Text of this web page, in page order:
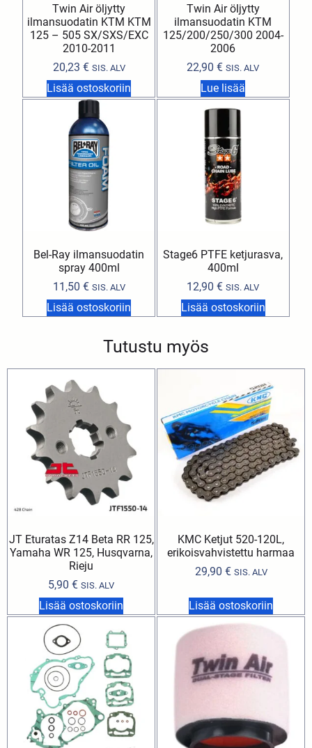
Twin Air öljytty
ilmansuodatin KTM KTM
125 – 505 SX/SXS/EXC
2010-2011
20,23 € SIS. ALV
Lisää ostoskoriin
Twin Air öljytty
ilmansuodatin KTM
125/200/250/300 2004-
2006
22,90€ SIS. ALV
Lue lisää
Bel-Ray ilmansuodatin
spray 400ml
11,50 € SIS. ALV
Lisää ostoskoriin
Stage6 PTFE ketjurasva,
400ml
12,90€ SIS. ALV
Lisää ostoskoriin
Tutustu myös
JT Eturatas Z14 Beta RR 125,
Yamaha WR 125, Husqvarna,
Rieju
5,90 € SIS. ALV
Lisää ostoskoriin
KMC Ketjut 520-120L,
erikoisvahvistettu harmaa
29,90 € SIS. ALV
Lisää ostoskoriin